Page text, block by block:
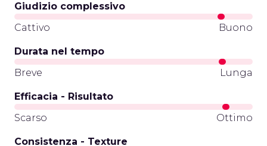
Giudizio complessivo
Cattivo
Buono
Durata nel tempo
Breve
Lunga
Efficacia - Risultato
Scarso
Ottimo
Consistenza - Texture